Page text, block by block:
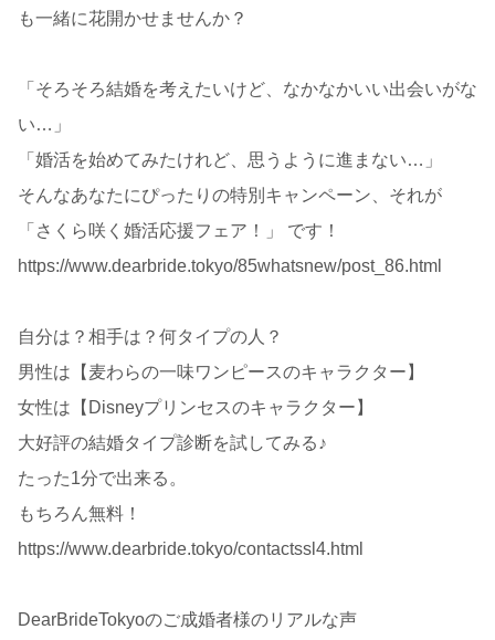
も一緒に花開かせませんか？
「そろそろ結婚を考えたいけど、なかなかいい出会いがな
い…」
「婚活を始めてみたけれど、思うように進まない…」
そんなあなたにぴったりの特別キャンペーン、それが
「さくら咲く婚活応援フェア！」 です！
https://www.dearbride.tokyo/85whatsnew/post_86.html
自分は？相手は？何タイプの人？
男性は【麦わらの一味ワンピースのキャラクター】
女性は【Disneyプリンセスのキャラクター】
大好評の結婚タイプ診断を試してみる♪
たった1分で出来る。
もちろん無料！
https://www.dearbride.tokyo/contactssl4.html
DearBrideTokyoのご成婚者様のリアルな声